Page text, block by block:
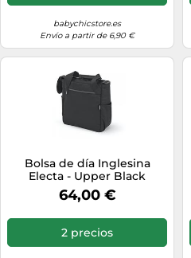
babychicstore.es
Envío a partir de 6,90 €
Bolsa de día Inglesina
Electa - Upper Black
Inglesina
64,00 €
2 precios